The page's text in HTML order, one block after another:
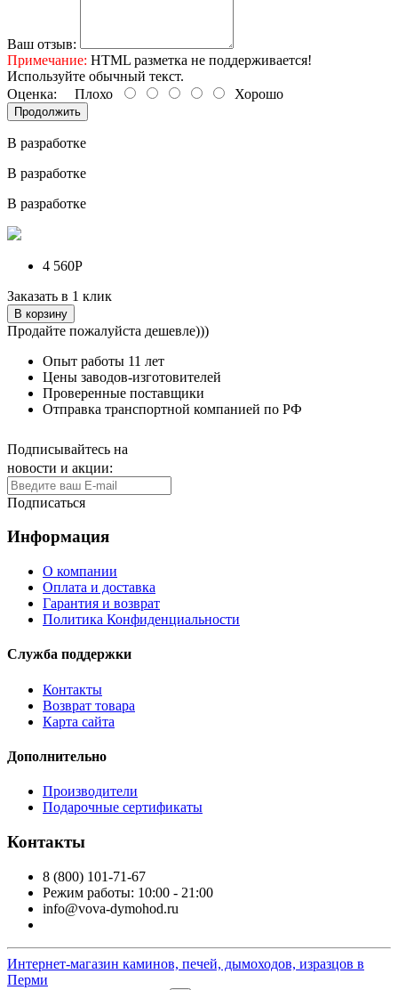
Ваш отзыв:
Примечание: HTML разметка не поддерживается!
Используйте обычный текст.
Оценка: Плохо Хорошо
Продолжить
В разработке
В разработке
В разработке
4 560Р
Заказать в 1 клик
В корзину
Продайте пожалуйста дешевле)))
Опыт работы 11 лет
Цены заводов-изготовителей
Проверенные поставщики
Отправка транспортной компанией по РФ
Подписывайтесь на
новости и акции:
Подписаться
Информация
О компании
Оплата и доставка
Гарантия и возврат
Политика Конфиденциальности
Служба поддержки
Контакты
Возврат товара
Карта сайта
Дополнительно
Производители
Подарочные сертификаты
Контакты
8 (800) 101-71-67
Режим работы: 10:00 - 21:00
info@vova-dymohod.ru
Интернет-магазин каминов, печей, дымоходов, изразцов в
Перми